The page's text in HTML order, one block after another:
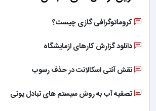
کروماتوگرافی گازی چیست؟
دانلود گزارش کارهای ازمایشگاه
نقش آنتی اسکالانت در حذف رسوب
تصفیه آب به روش سیستم های تبادل یونی